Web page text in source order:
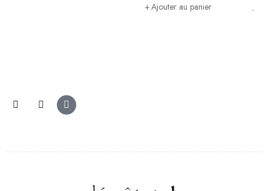
Ajouter au panier